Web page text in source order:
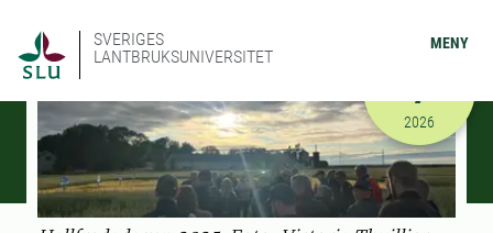
SVERIGES
LANTBRUKSUNIVERSITET
MENY
2026-07-
7
2026